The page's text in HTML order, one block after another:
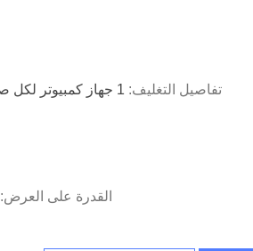
تفاصيل التغليف: 1 جهاز كمبيوتر لكل صندوق ، 10 جهاز كمبيوتر لكل كرتون
القدرة على العرض: